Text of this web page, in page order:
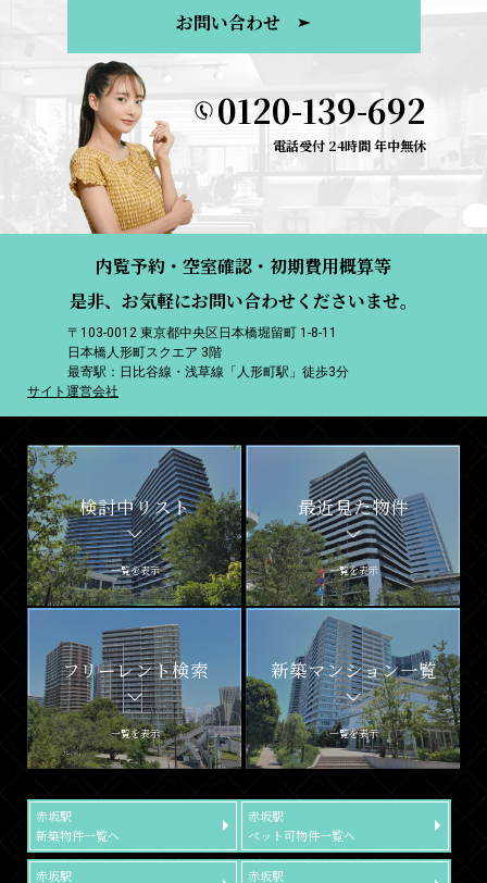
お問い合わせ
0120-139-692
電話受付 24時間 年中無休
内覧予約・空室確認・初期費用概算等
是非、お気軽にお問い合わせくださいませ。
〒103-0012 東京都中央区日本橋堀留町 1-8-11
日本橋人形町スクエア 3階
最寄駅：日比谷線・浅草線「人形町駅」徒歩3分
サイト運営会社
検討中リスト
一覧を表示
最近見た物件
一覧を表示
フリーレント検索
一覧を表示
新築マンション一覧
一覧を表示
赤坂駅
新築物件一覧へ
赤坂駅
ペット可物件一覧へ
赤坂駅
赤坂駅